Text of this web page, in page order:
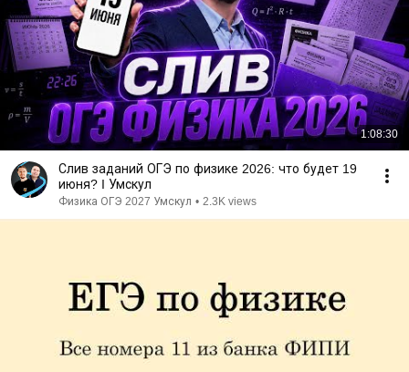
1:08:30
Слив заданий ОГЭ по физике 2026: что будет 19
июня? I Умскул
Физика ОГЭ 2027 Умскул • 2.3K views